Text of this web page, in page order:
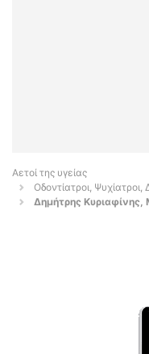
Αετοί της υγείας
Οδοντίατροι,
Δημήτρης